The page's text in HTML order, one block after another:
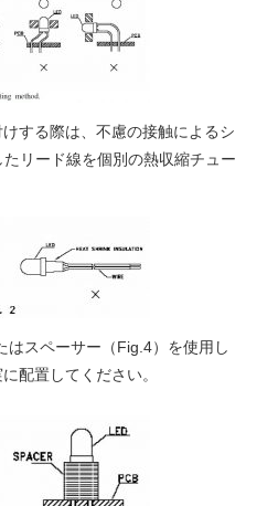
する際は、不慮の接触によるシ
リード線を個別の熱収縮チュー
はスペーサー（Fig.4）を使用し
配置してください。